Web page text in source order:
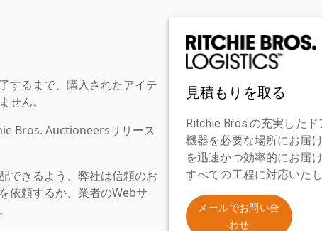
するまで、購入されたアイテ
ん。
Bros. Auctioneersリリース
できるよう、弊社は信頼のお
依頼するか、業者のWebサ
見積もりを取る
Ritchie Bros.の充実した
機器を必要な場所にお届
を迅速かつ効率的にお届
すべての工程に対応いた
メールでお問い合
わせ